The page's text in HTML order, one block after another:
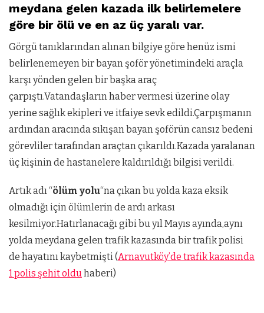
meydana gelen kazada ilk belirlemelere
göre bir ölü ve en az üç yaralı var.
Görgü tanıklarından alınan bilgiye göre henüz ismi
belirlenemeyen bir bayan şoför yönetimindeki araçla
karşı yönden gelen bir başka araç
çarpıştı.Vatandaşların haber vermesi üzerine olay
yerine sağlık ekipleri ve itfaiye sevk edildi.Çarpışmanın
ardından aracında sıkışan bayan şoförün cansız bedeni
görevliler tarafından araçtan çıkarıldı.Kazada yaralanan
üç kişinin de hastanelere kaldırıldığı bilgisi verildi.
Artık adı “ölüm yolu“na çıkan bu yolda kaza eksik
olmadığı için ölümlerin de ardı arkası
kesilmiyor.Hatırlanacağı gibi bu yıl Mayıs ayında,aynı
yolda meydana gelen trafik kazasında bir trafik polisi
de hayatını kaybetmişti (Arnavutköy’de trafik kazasında
1 polis şehit olduhaberi)